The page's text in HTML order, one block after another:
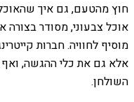
חוץ מהטעם, גם איך
אוכל צבעוני, מסודר
מוסיף לחוויה. חברות
אלא גם את כלי ההגשה, ואף
השולחן.